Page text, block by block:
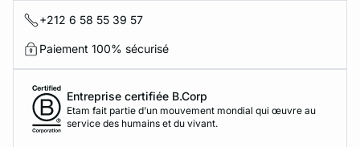
+212 6 58 55 39 57
Paiement 100% sécurisé
Entreprise certifiée B.Corp
Etam fait partie d’un mouvement mondial qui œuvre au
service des humains et du vivant.